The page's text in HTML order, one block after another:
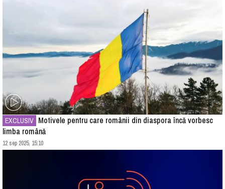
EXCLUSIV
limba română
12 sep 2025, 15:10